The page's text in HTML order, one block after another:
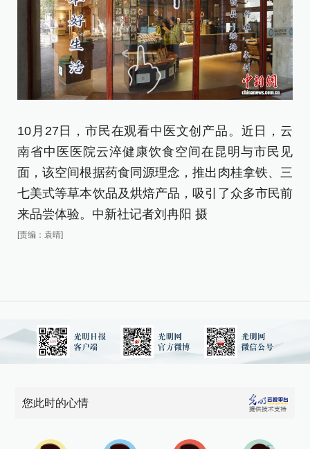
10月27日，市民在观看中医文创产品。近日，云
南省中医医院云淬健康饮食空间在昆明与市民见
面，该空间根据药食同源理念，推出肉桂拿铁、三
七美式等草本饮品及烘焙产品，吸引了众多市民前
来品尝体验。中新社记者刘冉阳 摄
[责编：袁晴]
您此时的心情